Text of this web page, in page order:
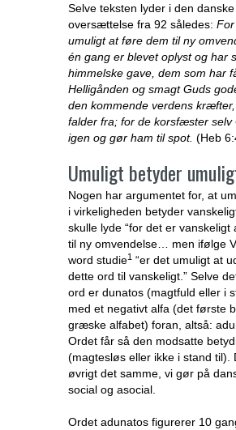
Selve teksten lyder i den danske
oversættelse fra 92 således:
umuligt at føre dem til ny
én gang er blevet oplyst og har
himmelske gave, dem som har
Helligånden og smagt Guds
den kommende verdens
falder fra; for de korsfæster selv
igen og gør ham til spot. (Heb
Umuligt betyder
Nogen har argumentet for, at
i virkeligheden betyder
skulle lyde “for det er vanskeligt
til ny omvendelse… men ifølge
word studie1 “er det umuligt at
dette ord til vanskeligt.” Selve
ord er dunatos (magtfuld eller i
med et negativt alfa (det første
græske alfabet) foran, altså:
Ordet får så den modsatte
(magtesløs eller ikke i stand til).
øvrigt det samme, vi gør på
social og asocial.
Ordet adunatos figurerer 10